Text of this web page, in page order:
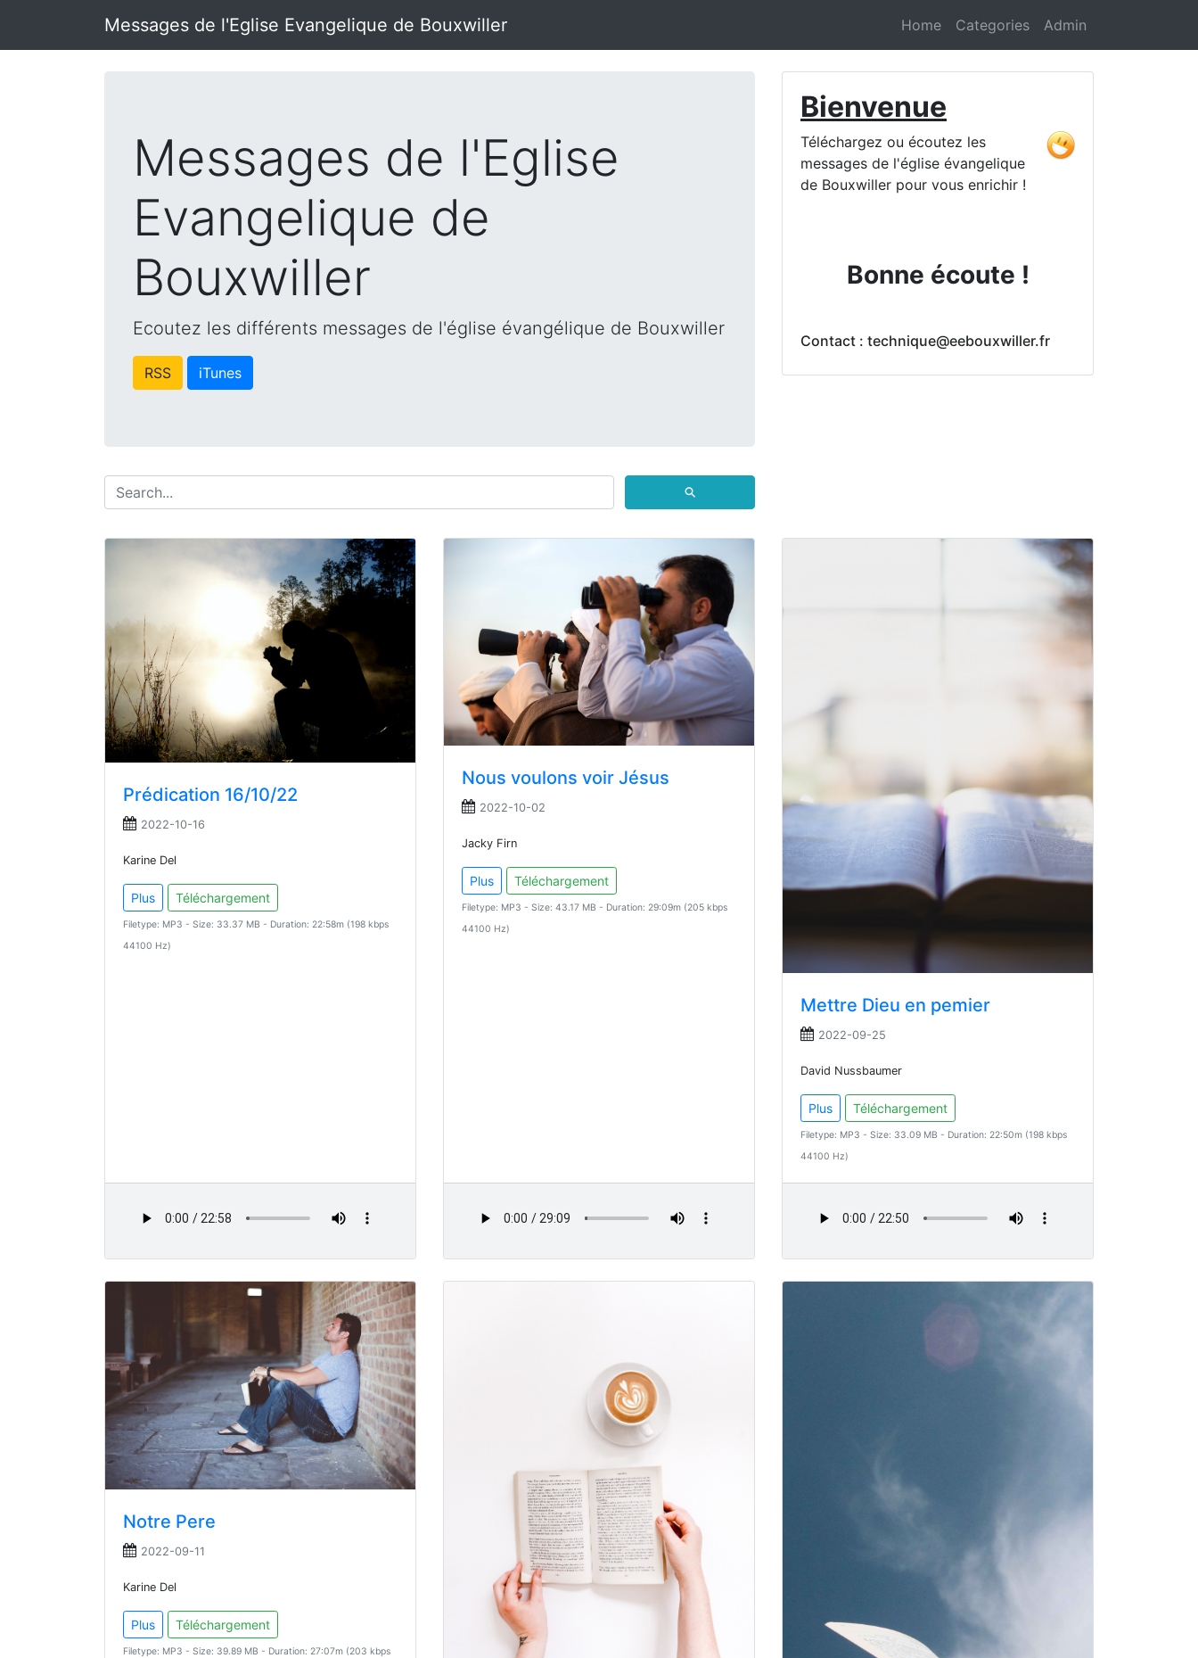
Messages de l'Eglise Evangelique de Bouxwiller Home Categories Admin
Messages de l'Eglise
Evangelique de
Bouxwiller
Ecoutez les différents messages de l'église évangélique de Bouxwiller
RSS iTunes
⚲
Bienvenue
Téléchargez ou écoutez les
messages de l'église évangelique
de Bouxwiller pour vous enrichir !
Bonne écoute !
Contact : technique@eebouxwiller.fr
Prédication 16/10/22
2022-10-16
Karine Del
Plus Téléchargement
Filetype: MP3 - Size: 33.37 MB - Duration: 22:58m (198 kbps
44100 Hz)
Nous voulons voir Jésus
2022-10-02
Jacky Firn
Plus Téléchargement
Filetype: MP3 - Size: 43.17 MB - Duration: 29:09m (205 kbps
44100 Hz)
Mettre Dieu en pemier
2022-09-25
David Nussbaumer
Plus Téléchargement
Filetype: MP3 - Size: 33.09 MB - Duration: 22:50m (198 kbps
44100 Hz)
Notre Pere
2022-09-11
Karine Del
Plus Téléchargement
Filetype: MP3 - Size: 39.89 MB - Duration: 27:07m (203 kbps